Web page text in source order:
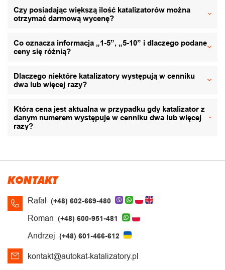
Czy posiadając większą ilość katalizatorów można
otrzymać darmową wycenę?
Co oznacza informacja „1-5”, „5-10” i dlaczego podane
ceny się różnią?
Dlaczego niektóre katalizatory występują w cenniku
dwa lub więcej razy?
Która cena jest aktualna w przypadku gdy katalizator z
danym numerem występuje w cenniku dwa lub więcej
razy?
KONTAKT
Rafał (+48) 602-669-480
Roman (+48) 600-951-481
Andrzej (+48) 601-466-612
kontakt@autokat-katalizatory.pl